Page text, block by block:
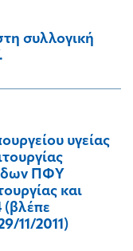
συλλογική
υγείας
ΠΦΥ
και
11/2011)